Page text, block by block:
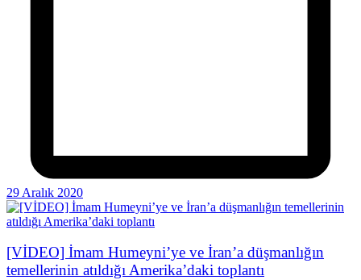
29 Aralık 2020
[VİDEO] İmam Humeyni’ye ve İran’a düşmanlığın
temellerinin atıldığı Amerika’daki toplantı